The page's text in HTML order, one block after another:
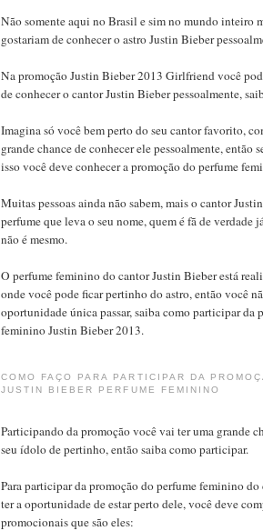
Não somente aqui no Brasil e sim no mundo inteiro
gostariam de conhecer o astro Justin Bieber
Na promoção Justin Bieber 2013 Girlfriend você
de conhecer o cantor Justin Bieber pessoalmente,
Imagina só você bem perto do seu cantor favorito,
grande chance de conhecer ele pessoalmente, então
isso você deve conhecer a promoção do perfume
Muitas pessoas ainda não sabem, mais o cantor
perfume que leva o seu nome, quem é fã de verdade
não é mesmo.
O perfume feminino do cantor Justin Bieber está
onde você pode ficar pertinho do astro, então você
oportunidade única passar, saiba como participar da
feminino Justin Bieber 2013.
COMO FAÇO PARA PARTICIPAR DA
JUSTIN BIEBER PERFUME FEMININO
Participando da promoção você vai ter uma grande
seu ídolo de pertinho, então saiba como participar.
Para participar da promoção do perfume feminino
ter a oportunidade de estar perto dele, você deve
promocionais que são eles: